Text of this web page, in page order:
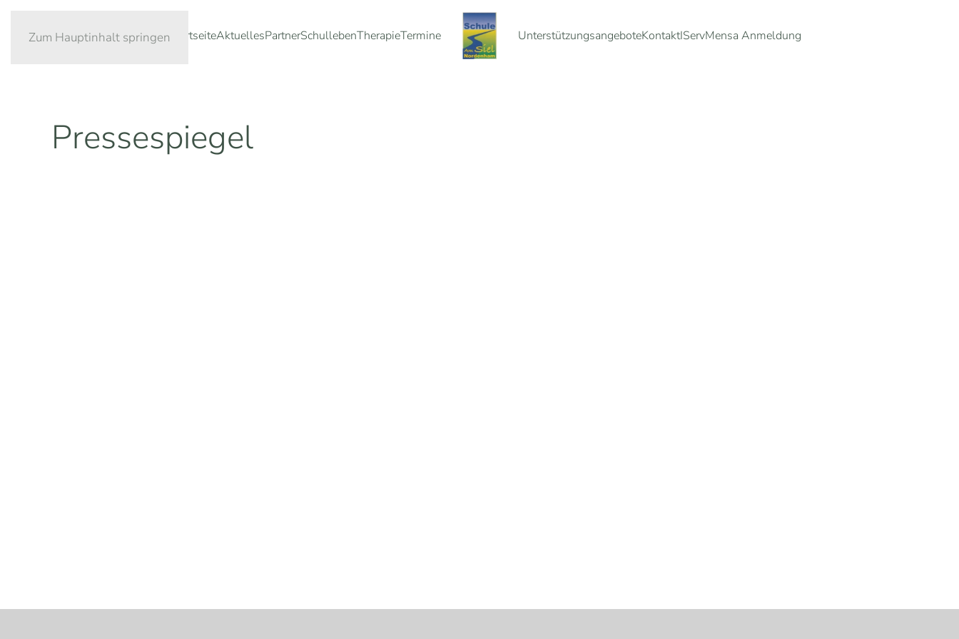
Zum Hauptinhalt springen StartseiteAktuellesPartnerSchullebenTherapieTermine UnterstützungsangeboteKontaktIServMensa Anmeldung
Pressespiegel